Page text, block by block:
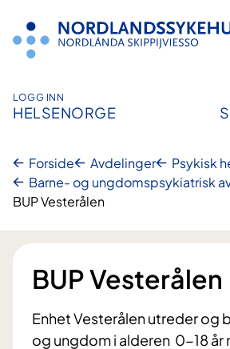
innhold
LOGG INN
HELSENORGE
Forside Avdelinger
Psykisk
Barne- og ungdomspsykiatrisk
BUP Vesterålen
BUP Vesterålen
Enhet Vesterålen utreder og
og ungdom i alderen 0-18 år